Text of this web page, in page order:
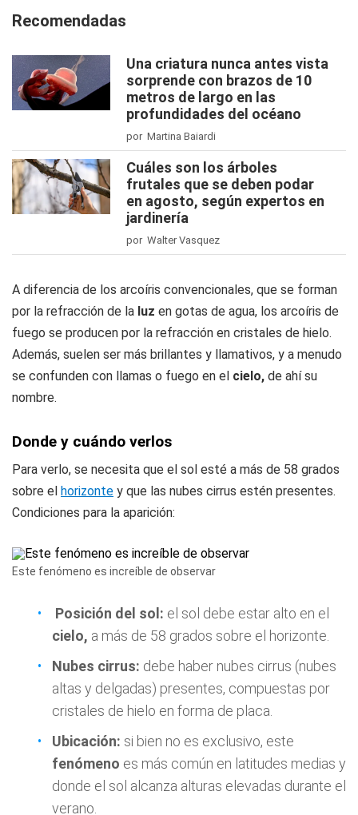
Recomendadas
Una criatura nunca antes vista
sorprende con brazos de 10
metros de largo en las
profundidades del océano
por Martina Baiardi
Cuáles son los árboles
frutales que se deben podar
en agosto, según expertos en
jardinería
por Walter Vasquez
A diferencia de los arcoíris convencionales, que se forman
por la refracción de la luz en gotas de agua, los arcoíris de
fuego se producen por la refracción en cristales de hielo.
Además, suelen ser más brillantes y llamativos, y a menudo
se confunden con llamas o fuego en el cielo, de ahí su
nombre.
Donde y cuándo verlos
Para verlo, se necesita que el sol esté a más de 58 grados
sobre el horizonte y que las nubes cirrus estén presentes.
Condiciones para la aparición:
Este fenómeno es increíble de observar
Posición del sol: el sol debe estar alto en el
cielo, a más de 58 grados sobre el horizonte.
Nubes cirrus: debe haber nubes cirrus (nubes
altas y delgadas) presentes, compuestas por
cristales de hielo en forma de placa.
Ubicación: si bien no es exclusivo, este
fenómeno es más común en latitudes medias y
donde el sol alcanza alturas elevadas durante el
verano.